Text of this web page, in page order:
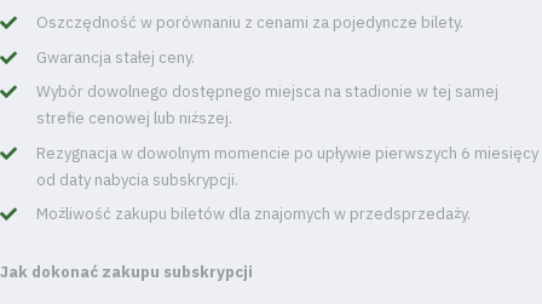
Oszczędność w porównaniu z cenami za pojedyncze bilety.
Gwarancja stałej ceny.
Wybór dowolnego dostępnego miejsca na stadionie w tej samej
strefie cenowej lub niższej.
Rezygnacja w dowolnym momencie po upływie pierwszych 6 miesięcy
od daty nabycia subskrypcji.
Możliwość zakupu biletów dla znajomych w przedsprzedaży.
Jak dokonać zakupu subskrypcji